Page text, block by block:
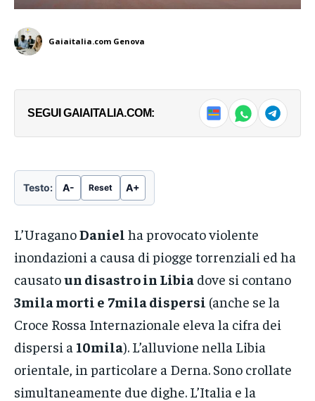
Gaiaitalia.com Genova
SEGUI GAIAITALIA.COM:
Testo: A- Reset A+
L’UraganoDaniel ha provocato violente
inondazioni a causa di piogge torrenziali ed ha
causatoun disastro in Libia dove si contano
3mila morti e 7mila dispersi (anche se la
Croce Rossa Internazionale eleva la cifra dei
dispersi a 10mila). L’alluvione nella Libia
orientale, in particolare a Derna. Sono crollate
simultaneamente due dighe. L’Italia e la